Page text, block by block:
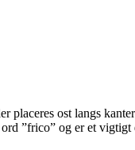
ost langs
”frico” og er et